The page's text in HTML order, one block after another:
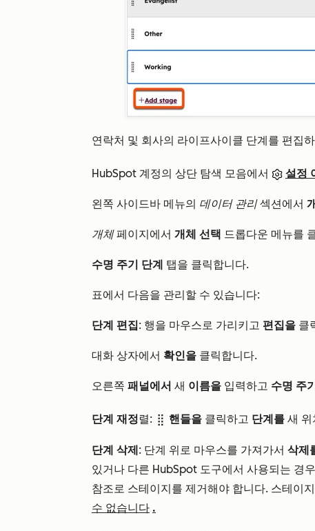
연락처 및 회사의 라이프사이클 단계를 편집
HubSpot 계정의 상단 탐색 모음에서 설정
왼쪽 사이드바 메뉴의 데이터 관리섹션에서
개체페이지에서 개체 선택 드롭다운 메뉴를
수명 주기 단계 탭을 클릭합니다.
표에서 다음을 관리할 수 있습니다:
단계 편집: 행을 마우스로 가리키고 편집을 클
대화 상자에서 확인을 클릭합니다.
오른쪽 패널에서 새 이름을 입력하고 수명 주
단계 재정렬: dragHandle 핸들을 클릭하고 단계를 새 위
단계 삭제: 단계 위로 마우스를 가져가서 삭제
있거나 다른 HubSpot 도구에서 사용되는 경
참조로 스테이지를 제거해야 합니다. 스테이
수 없습니다 .